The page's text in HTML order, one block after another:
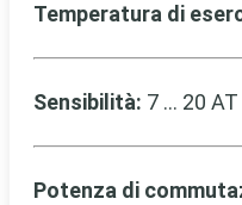
Temperatura di
Sensibilità: 7 … 20 AT
Potenza di